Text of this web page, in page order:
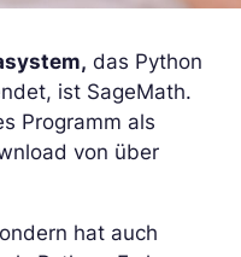
das Python
ist SageMath.
Programm als
von über
hat auch